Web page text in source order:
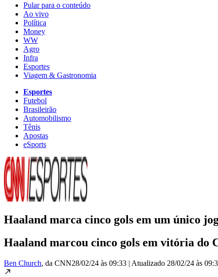
Pular para o conteúdo
Ao vivo
Política
Money
WW
Agro
Infra
Esportes
Viagem & Gastronomia
Esportes
Futebol
Brasileirão
Automobilismo
Tênis
Apostas
eSports
Haaland marca cinco gols em um único
Haaland marcou cinco gols em vitória do
Ben Church, da CNN28/02/24 às 09:33 | Atualizado 28/02/24 às